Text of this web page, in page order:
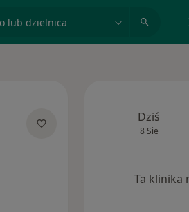
Dziś
8 Sie
Ta klinika